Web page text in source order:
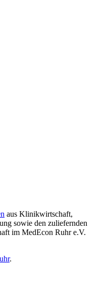
aus Klinikwirtschaft,
sowie den zuliefernden
im MedEcon Ruhr e.V.
.